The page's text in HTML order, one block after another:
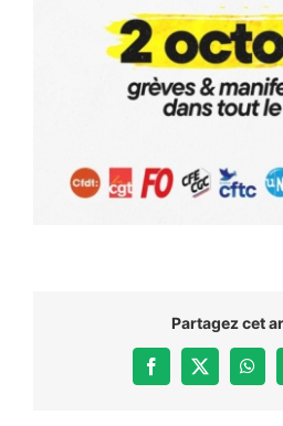
Partagez cet
Facebook
X